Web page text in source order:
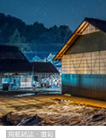
掲載雑誌・書籍